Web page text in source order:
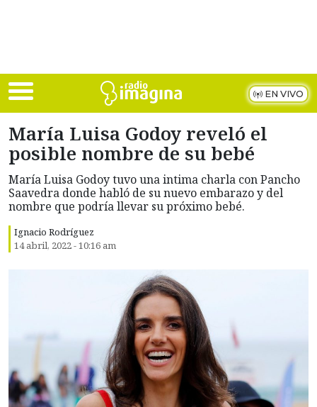
EN VIVO
María Luisa Godoy reveló el
posible nombre de su bebé
María Luisa Godoy tuvo una intima charla con Pancho
Saavedra donde habló de su nuevo embarazo y del
nombre que podría llevar su próximo bebé.
Ignacio Rodríguez
14 abril, 2022 - 10:16 am